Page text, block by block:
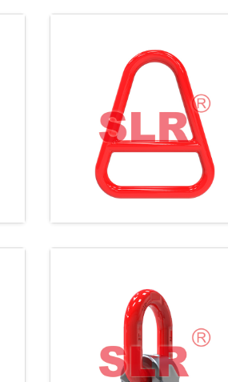
SLR137 吊带带档三
角环
SLR550 焊接D型环组
合套件